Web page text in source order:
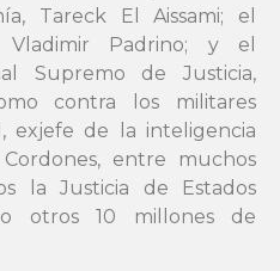
Tareck El Aissami; el
Vladimir Padrino; y el
Supremo de Justicia,
contra los militares
exjefe de la inteligencia
entre muchos
la Justicia de Estados
otros 10 millones de